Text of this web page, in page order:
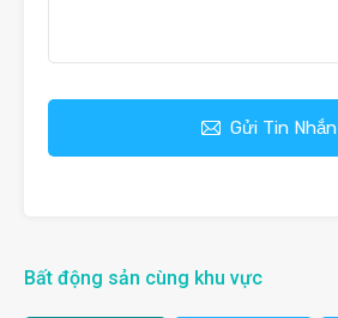
Gửi Tin Nhắn
Bất động sản cùng khu vực